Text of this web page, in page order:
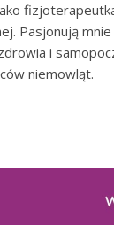
Pasjonują
i
niemowląt.